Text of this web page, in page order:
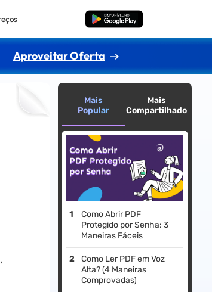
Baixar Grátis
Aproveitar Oferta
Mais
Popular
Mais
Compartilhado
Como Abrir PDF
Protegido por Senha: 3
Maneiras Fáceis
Como Ler PDF em Voz
Alta? (4 Maneiras
Comprovadas)